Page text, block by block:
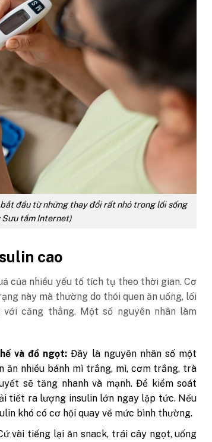
đầu từ những thay đổi rất nhỏ trong lối sống
Sưu tầm Internet)
cao
của nhiều yếu tố tích tụ theo thời gian. Cơ
này mà thường do thói quen ăn uống, lối
căng thẳng. Một số nguyên nhân làm
và đồ ngọt: Đây là nguyên nhân số một
ăn nhiều bánh mì trắng, mì, cơm trắng, trà
sẽ tăng nhanh và mạnh. Để kiểm soát
tiết ra lượng insulin lớn ngay lập tức. Nếu
khó có cơ hội quay về mức bình thường.
vài tiếng lại ăn snack, trái cây ngọt, uống